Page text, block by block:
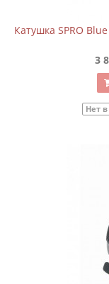
Катушка SPRO
3
Нет